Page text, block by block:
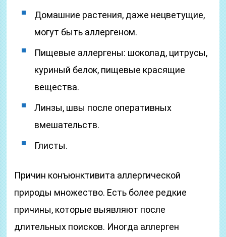
Домашние растения, даже нецветущие,
могут быть аллергеном.
Пищевые аллергены: шоколад, цитрусы,
куриный белок, пищевые красящие
вещества.
Линзы, швы после оперативных
вмешательств.
Глисты.
Причин конъюнктивита аллергической
природы множество. Есть более редкие
причины, которые выявляют после
длительных поисков. Иногда аллерген